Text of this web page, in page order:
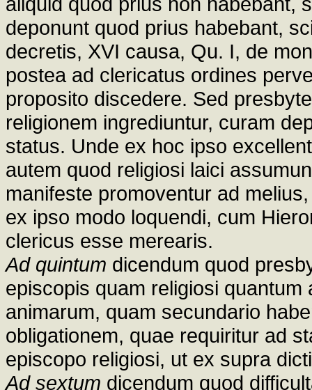
deponunt quod prius habebant,
decretis, XVI causa, Qu. I, de
postea ad clericatus ordines
proposito discedere. Sed
religionem ingrediuntur, curam
status. Unde ex hoc ipso
autem quod religiosi laici
manifeste promoventur ad
ex ipso modo loquendi, cum
clericus esse merearis.
Ad quintum dicendum quod
episcopis quam religiosi
animarum, quam secundario
obligationem, quae requiritur ad
episcopo religiosi, ut ex supra
Ad sextum dicendum quod